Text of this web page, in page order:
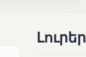
Լուրեր